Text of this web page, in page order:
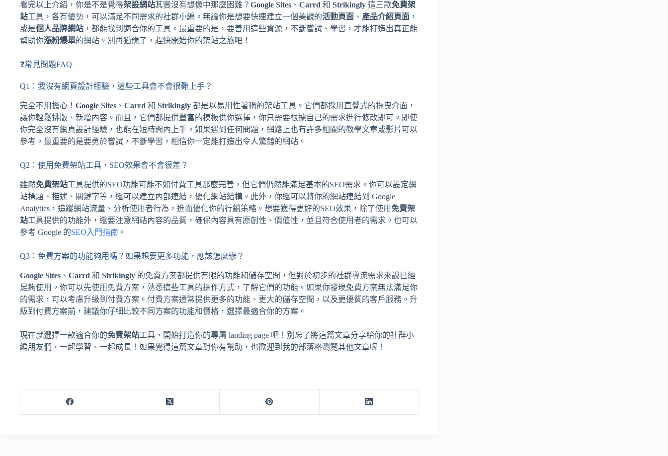
看完以上介紹，你是不是覺得架設網站其實沒有想像中那麼困難？ Google Sites 、 Carrd 和 Strikingly 這三款免費架
站工具，各有優勢，可以滿足不同需求的社群小編。無論你是想要快速建立一個美觀的活動頁面 、 產品介紹頁面 ，
或是個人品牌網站 ，都能找到適合你的工具。最重要的是，要善用這些資源，不斷嘗試、學習，才能打造出真正能
幫助你漲粉爆單的網站。別再猶豫了，趕快開始你的架站之旅吧！
❓常見問題FAQ
Q1：我沒有網頁設計經驗，這些工具會不會很難上手？
完全不用擔心！ Google Sites 、 Carrd 和 Strikingly 都是以易用性著稱的架站工具。它們都採用直覺式的拖曳介面，
讓你輕鬆排版、新增內容。而且，它們都提供豐富的模板供你選擇，你只需要根據自己的需求進行修改即可。即使
你完全沒有網頁設計經驗，也能在短時間內上手。如果遇到任何問題，網路上也有許多相關的教學文章或影片可以
參考。最重要的是要勇於嘗試，不斷學習，相信你一定能打造出令人驚豔的網站。
Q2：使用免費架站工具，SEO效果會不會很差？
雖然免費架站工具提供的SEO功能可能不如付費工具那麼完善，但它們仍然能滿足基本的SEO需求。你可以設定網
站標題、描述、關鍵字等，還可以建立內部連結，優化網站結構。此外，你還可以將你的網站連結到 Google
Analytics，追蹤網站流量、分析使用者行為，進而優化你的行銷策略。想要獲得更好的SEO效果，除了使用免費架
站工具提供的功能外，還要注意網站內容的品質，確保內容具有原創性、價值性，並且符合使用者的需求。也可以
參考 Google 的SEO入門指南 。
Q3：免費方案的功能夠用嗎？如果想要更多功能，應該怎麼辦？
Google Sites 、 Carrd 和 Strikingly 的免費方案都提供有限的功能和儲存空間，但對於初步的社群導流需求來說已經
足夠使用。你可以先使用免費方案，熟悉這些工具的操作方式，了解它們的功能。如果你發現免費方案無法滿足你
的需求，可以考慮升級到付費方案。付費方案通常提供更多的功能、更大的儲存空間，以及更優質的客戶服務。升
級到付費方案前，建議你仔細比較不同方案的功能和價格，選擇最適合你的方案。
現在就選擇一款適合你的免費架站工具，開始打造你的專屬 landing page 吧！別忘了將這篇文章分享給你的社群小
編朋友們，一起學習、一起成長！如果覺得這篇文章對你有幫助，也歡迎到我的部落格瀏覽其他文章喔！